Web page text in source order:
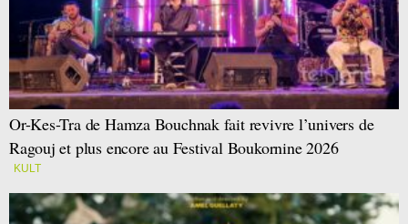
Or-Kes-Tra de Hamza Bouchnak fait revivre l’univers de
Ragouj et plus encore au Festival Boukornine 2026
KULT